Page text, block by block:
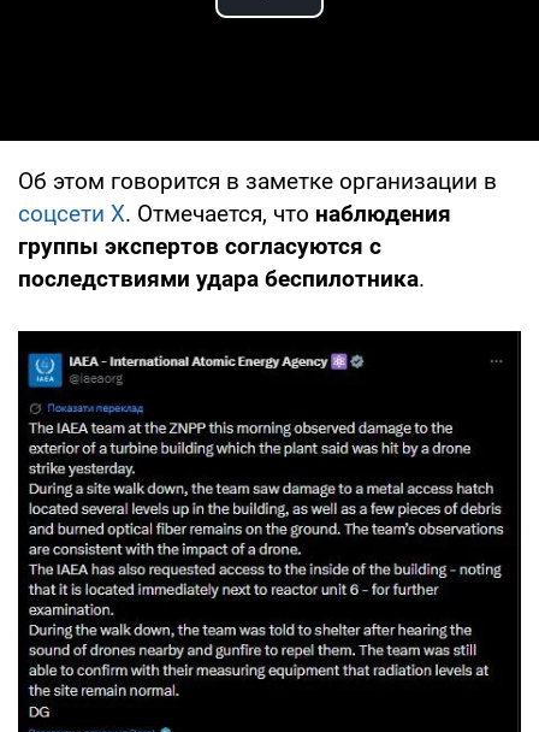
Play Video
Об этом говорится в заметке организации в
соцсети Х. Отмечается, что наблюдения
группы экспертов согласуются с
последствиями удара беспилотника.